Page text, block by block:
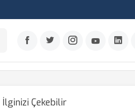
İlginizi Çekebilir